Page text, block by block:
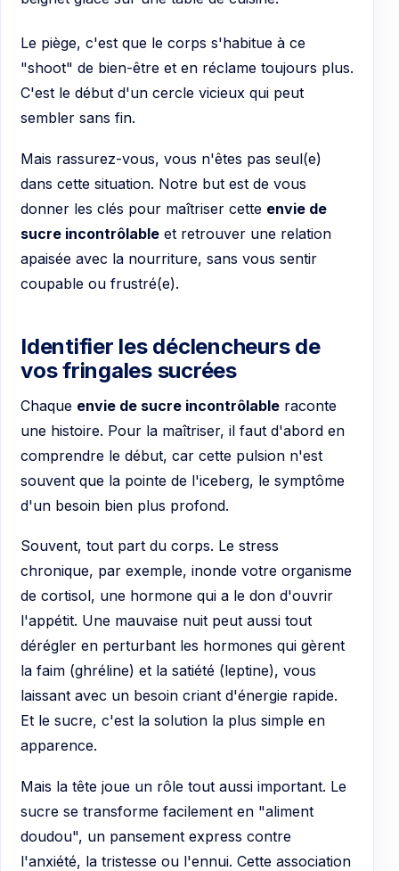
Le piège, c'est que le corps s'habitue à ce
"shoot" de bien-être et en réclame toujours plus.
C'est le début d'un cercle vicieux qui peut
sembler sans fin.
Mais rassurez-vous, vous n'êtes pas seul(e)
dans cette situation. Notre but est de vous
donner les clés pour maîtriser cette envie de
sucre incontrôlable et retrouver une relation
apaisée avec la nourriture, sans vous sentir
coupable ou frustré(e).
Identifier les déclencheurs de
vos fringales sucrées
Chaque envie de sucre incontrôlable raconte
une histoire. Pour la maîtriser, il faut d'abord en
comprendre le début, car cette pulsion n'est
souvent que la pointe de l'iceberg, le symptôme
d'un besoin bien plus profond.
Souvent, tout part du corps. Le stress
chronique, par exemple, inonde votre organisme
de cortisol, une hormone qui a le don d'ouvrir
l'appétit. Une mauvaise nuit peut aussi tout
dérégler en perturbant les hormones qui gèrent
la faim (ghréline) et la satiété (leptine), vous
laissant avec un besoin criant d'énergie rapide.
Et le sucre, c'est la solution la plus simple en
apparence.
Mais la tête joue un rôle tout aussi important. Le
sucre se transforme facilement en "aliment
doudou", un pansement express contre
l'anxiété, la tristesse ou l'ennui. Cette association